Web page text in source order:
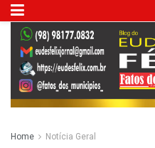
Home Notícia Geral